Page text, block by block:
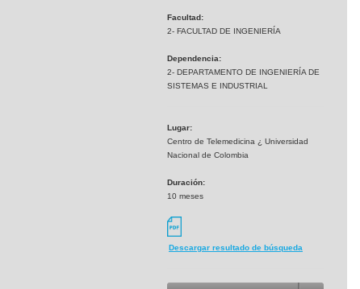
Facultad:
2- FACULTAD DE INGENIERÍA
Dependencia:
2- DEPARTAMENTO DE INGENIERÍA DE
SISTEMAS E INDUSTRIAL
Lugar:
Centro de Telemedicina ¿ Universidad
Nacional de Colombia
Duración:
10 meses
Descargar resultado de búsqueda